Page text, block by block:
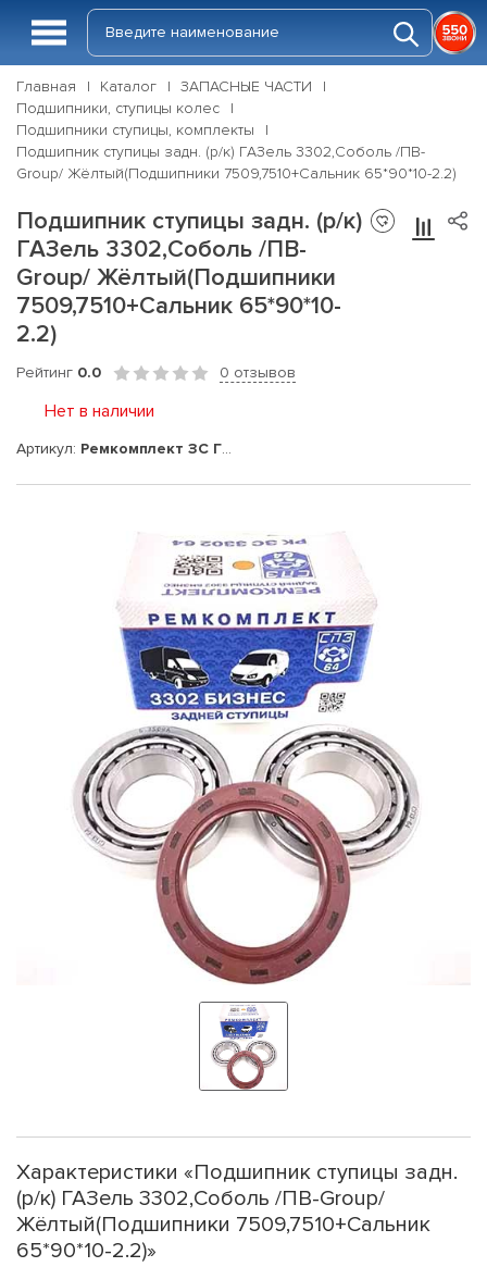
Главная Каталог
ЗАПАСНЫЕ ЧАСТИ
Подшипники, ступицы колес
Подшипники ступицы, комплекты
Подшипник ступицы задн. (р/к) ГАЗель 3302,Соболь /ПВ-
Group/ Жёлтый(Подшипники 7509,7510+Сальник 65*90*10-2.2)
Подшипник ступицы задн. (р/к)
ГАЗель 3302,Соболь /ПВ-
Group/ Жёлтый(Подшипники
7509,7510+Сальник 65*90*10-
2.2)
Рейтинг 0.0 0 отзывов
Нет в наличии
Артикул: Ремкомплект ЗС ГЗель 3302,Соболь /ПВ/
Характеристики «Подшипник ступицы задн.
(р/к) ГАЗель 3302,Соболь /ПВ-Group/
Жёлтый(Подшипники 7509,7510+Сальник
65*90*10-2.2)»